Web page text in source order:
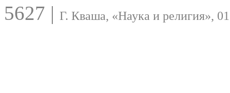
5627 | Г. Кваша, «Наука и религия»,